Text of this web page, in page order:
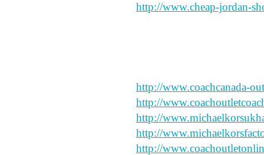
http://www.cheap-jordan-
http://www.coachcanada-
http://
http://
http://
http://